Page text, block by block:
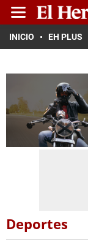
INICIO EH PLUS
Deportes